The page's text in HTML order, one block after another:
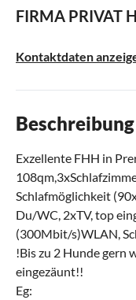
FIRMA PRIVAT
Kontaktdaten
Beschreibung
Exzellente FHH in
Schlafmöglichkeit
Du/WC, 2xTV, top
(300Mbit/s)WLAN,
!Bis zu 2 Hunde gern
eingezäunt!!
Eg: